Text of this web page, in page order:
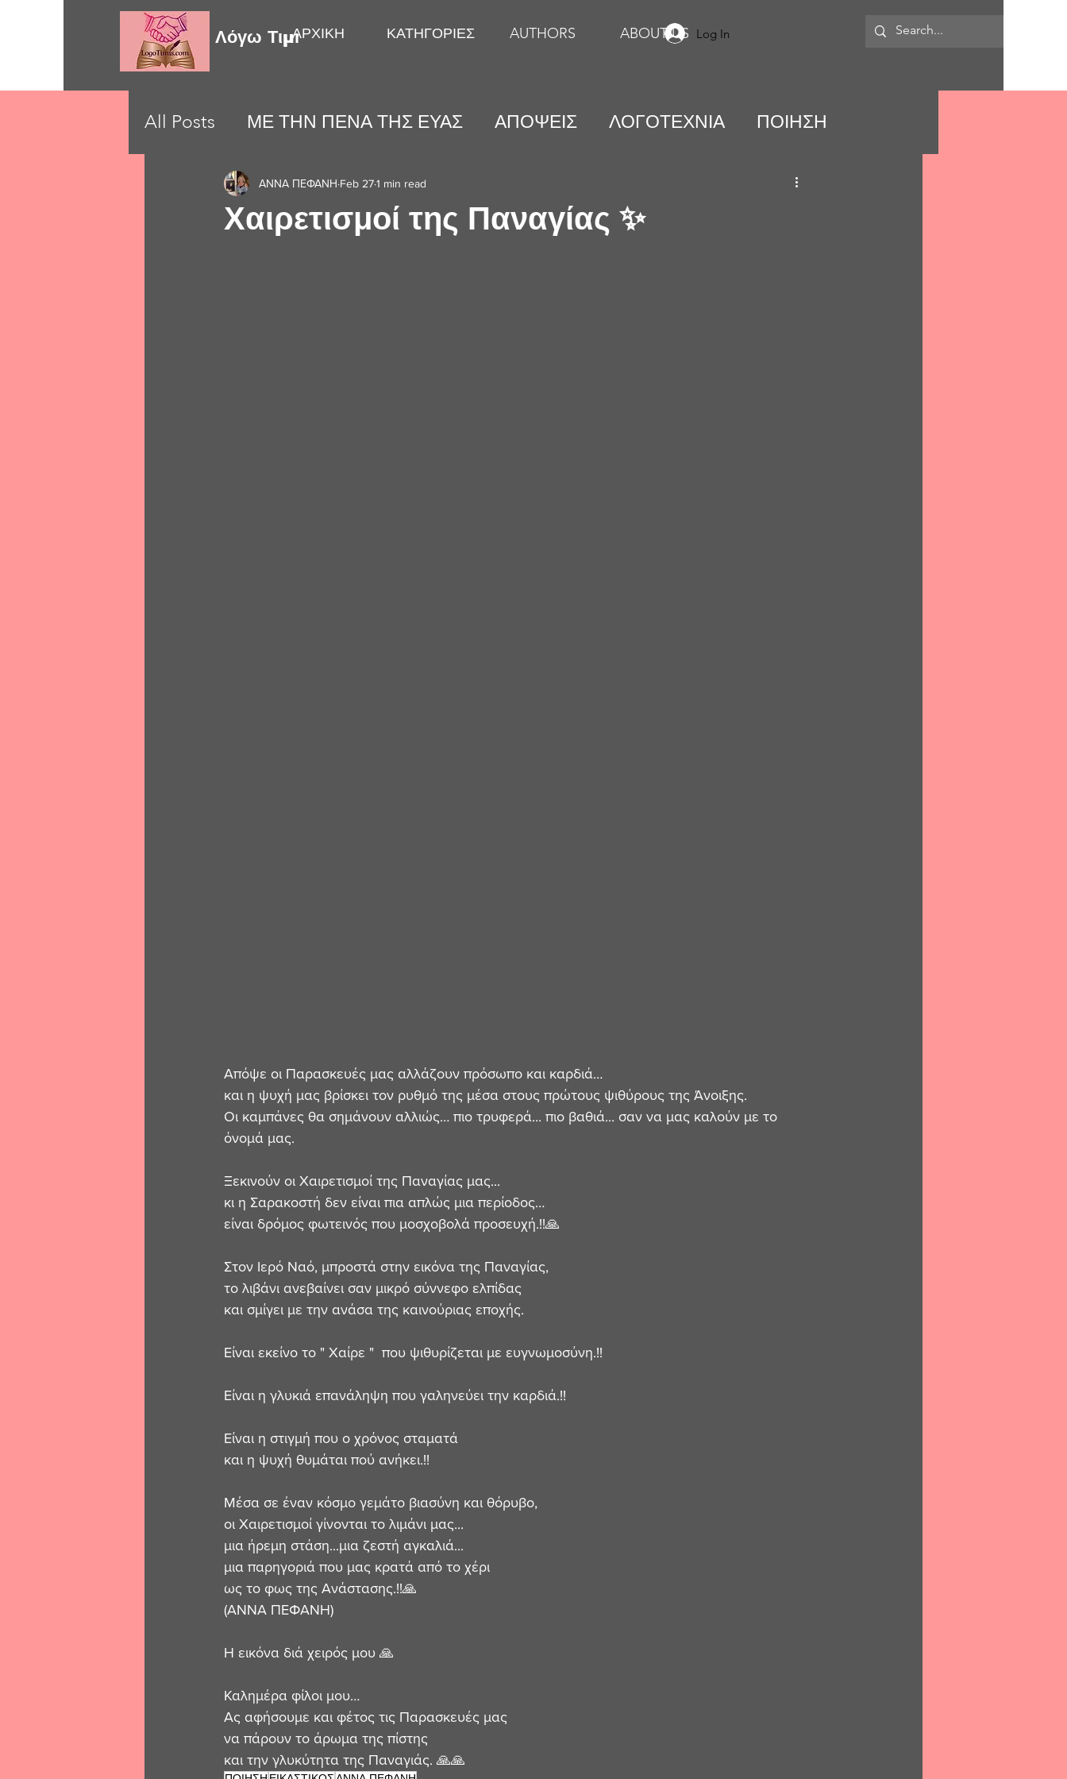
Λόγω ΤιμήςΑΡΧΙΚΗ ΚΑΤΗΓΟΡΙΕΣ AUTHORS ABOUT US Log In
All Posts ΜΕ ΤΗΝ ΠΕΝΑ ΤΗΣ ΕΥΑΣ ΑΠΟΨΕΙΣ ΛΟΓΟΤΕΧΝΙΑ ΠΟΙΗΣΗ
LOVE MOMENTS ΕΙΚΑΣΤΙΚΕΣ ΤΕΧΝΕΣ
Χαιρετισμοί της Παναγίας ✨
ΑΝΝΑ ΠΕΦΑΝΗ Feb 271 min read
Απόψε οι Παρασκευές μας αλλάζουν πρόσωπο και καρδιά…
και η ψυχή μας βρίσκει τον ρυθμό της μέσα στους πρώτους ψιθύρους της Άνοιξης.
Οι καμπάνες θα σημάνουν αλλιώς… πιο τρυφερά... πιο βαθιά... σαν να μας καλούν με το
όνομά μας.
Ξεκινούν οι Χαιρετισμοί της Παναγίας μας...
κι η Σαρακοστή δεν είναι πια απλώς μια περίοδος…
είναι δρόμος φωτεινός που μοσχοβολά προσευχή.!!🙏
Στον Ιερό Ναό, μπροστά στην εικόνα της Παναγίας,
το λιβάνι ανεβαίνει σαν μικρό σύννεφο ελπίδας
και σμίγει με την ανάσα της καινούριας εποχής.
Είναι εκείνο το " Χαίρε "  που ψιθυρίζεται με ευγνωμοσύνη.!!
Είναι η γλυκιά επανάληψη που γαληνεύει την καρδιά.!!
Είναι η στιγμή που ο χρόνος σταματά
και η ψυχή θυμάται πού ανήκει.!!
Μέσα σε έναν κόσμο γεμάτο βιασύνη και θόρυβο,
οι Χαιρετισμοί γίνονται το λιμάνι μας...
μια ήρεμη στάση...μια ζεστή αγκαλιά...
μια παρηγοριά που μας κρατά από το χέρι
ως το φως της Ανάστασης.!!🙏
(ΑΝΝΑ ΠΕΦΑΝΗ)
Η εικόνα διά χειρός μου 🙏
Καλημέρα φίλοι μου…
Ας αφήσουμε και φέτος τις Παρασκευές μας
να πάρουν το άρωμα της πίστης
και την γλυκύτητα της Παναγιάς. 🙏🙏